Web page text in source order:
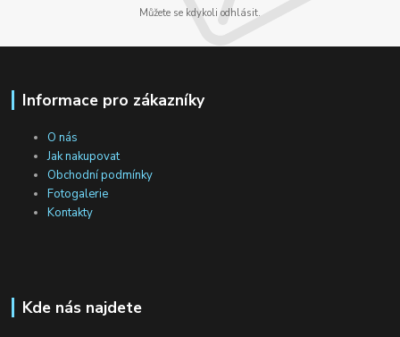
Můžete se kdykoli odhlásit.
Informace pro zákazníky
O nás
Jak nakupovat
Obchodní podmínky
Fotogalerie
Kontakty
Kde nás najdete